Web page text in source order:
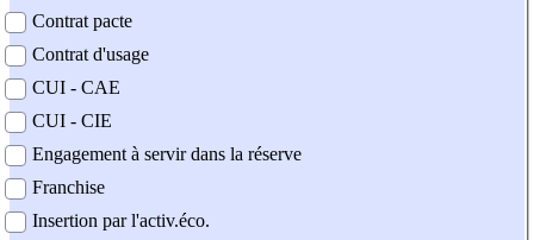
Contrat pacte
Contrat d'usage
CUI - CAE
CUI - CIE
Engagement à servir dans la réserve
Franchise
Insertion par l'activ.éco.